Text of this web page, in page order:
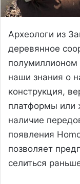
Археологи из
деревянное
полумиллионом
наши знания о
конструкция,
платформы или
наличие
появления
позволяет
селиться